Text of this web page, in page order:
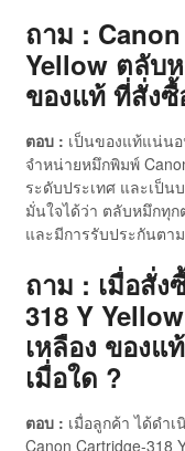
ถาม :
Yellow ตลับ
ของแท้ ที่สั่ง
ตอบ : เป็นของแท้แน่นอ
จำหน่ายหมึกพิมพ์
ระดับประเทศ และเป็
มั่นใจได้ว่า ตลับหมึกทุ
และมีการรับประกันตา
ถาม : เมื่อสั่ง
318 Y
เหลือง ของแ
เมื่อใด ?
ตอบ : เมื่อลูกค้า ได้ดำ
Canon Cartridge-318